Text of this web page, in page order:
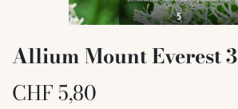
Allium Mount Everest
CHF5,80